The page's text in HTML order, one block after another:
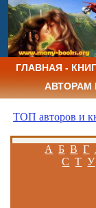
ГЛАВНАЯ -
АВТОРАМ
ТОП авторов и
А Б В Г
С Т У